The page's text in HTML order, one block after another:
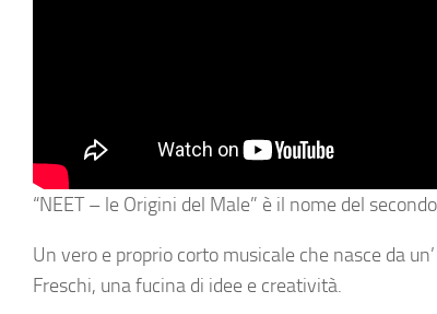
“NEET – le Origini del Male” è il nome del
Un vero e proprio corto musicale che nasce da
Freschi, una fucina di idee e creatività.